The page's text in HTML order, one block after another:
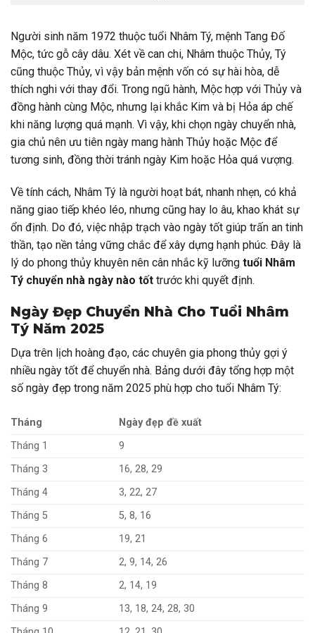
Người sinh năm 1972 thuộc tuổi Nhâm Tý, mệnh Tang Đố
Mộc, tức gỗ cây dâu. Xét về can chi, Nhâm thuộc Thủy, Tý
cũng thuộc Thủy, vì vậy bản mệnh vốn có sự hài hòa, dễ
thích nghi với thay đổi. Trong ngũ hành, Mộc hợp với Thủy và
đồng hành cùng Mộc, nhưng lại khắc Kim và bị Hỏa áp chế
khi năng lượng quá mạnh. Vì vậy, khi chọn ngày chuyển nhà,
gia chủ nên ưu tiên ngày mang hành Thủy hoặc Mộc để
tương sinh, đồng thời tránh ngày Kim hoặc Hỏa quá vượng.
Về tính cách, Nhâm Tý là người hoạt bát, nhanh nhẹn, có khả
năng giao tiếp khéo léo, nhưng cũng hay lo âu, khao khát sự
ổn định. Do đó, việc nhập trạch vào ngày tốt giúp trấn an tinh
thần, tạo nền tảng vững chắc để xây dựng hạnh phúc. Đây là
lý do phong thủy khuyên nên cân nhắc kỹ lưỡng tuổi Nhâm
Tý chuyển nhà ngày nào tốt trước khi quyết định.
Ngày Đẹp Chuyển Nhà Cho Tuổi Nhâm
Tý Năm 2025
Dựa trên lịch hoàng đạo, các chuyên gia phong thủy gợi ý
nhiều ngày tốt để chuyển nhà. Bảng dưới đây tổng hợp một
số ngày đẹp trong năm 2025 phù hợp cho tuổi Nhâm Tý:
Tháng
Ngày đẹp đề xuất
Tháng 1
9
Tháng 3
16, 28, 29
Tháng 4
3, 22, 27
Tháng 5
5, 8, 16
Tháng 6
19, 21
Tháng 7
2, 9, 14, 26
Tháng 8
2, 14, 19
Tháng 9
13, 18, 24, 28, 30